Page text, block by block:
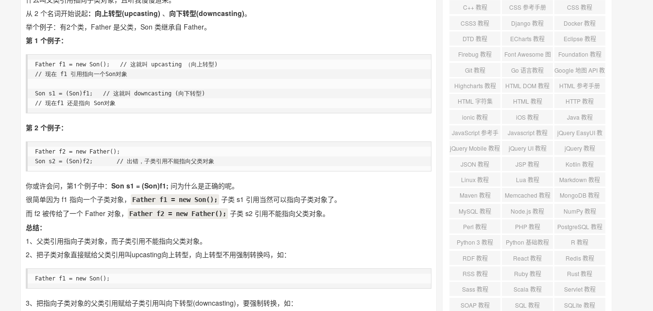
从 2 个名词开始说起：向上转型(upcasting) 、 向下转型(downcasting)。
举个例子：有2个类，Father 是父类，Son 类继承自 Father。
第 1 个例子：
Father f1 = new Son();   // 这就叫 upcasting （向上转型)
// 现在 f1 引用指向一个Son对象
Son s1 = (Son)f1;   // 这就叫 downcasting (向下转型)
// 现在f1 还是指向 Son对象
第 2 个例子：
Father f2 = new Father();
Son s2 = (Son)f2;       // 出错，子类引用不能指向父类对象
你或许会问，第1个例子中： Son s1 = (Son)f1; 问为什么是正确的呢。
很简单因为 f1 指向一个子类对象，
Father f1 = new Son(); 子类 s1 引用当然可以指向子类对象了。
而 f2 被传给了一个 Father 对象，
Father f2 = new Father(); 子类 s2 引用不能指向父类对象。
总结：
1、父类引用指向子类对象，而子类引用不能指向父类对象。
2、把子类对象直接赋给父类引用叫upcasting向上转型，向上转型不用强制转换吗，如：
Father f1 = new Son();
3、把指向子类对象的父类引用赋给子类引用叫向下转型(downcasting)，要强制转换，如：
C++ 教程
CSS 参考手册
CSS 教程
CSS3 教程
Django 教程
Docker 教程
DTD 教程
ECharts 教程
Eclipse 教程
Firebug 教程
Font Awesome 图
标
Foundation 教程
Git 教程
Go 语言教程
Google 地图 API 教
程
Highcharts 教程 HTML DOM 教程
HTML 参考手册
HTML 字符集
HTML 教程
HTTP 教程
ionic 教程
iOS 教程
Java 教程
JavaScript 参考手
册
Javascript 教程
jQuery EasyUI 教
程
jQuery Mobile 教程 jQuery UI 教程
jQuery 教程
JSON 教程
JSP 教程
Kotlin 教程
Linux 教程
Lua 教程
Markdown 教程
Maven 教程
Memcached 教程
MongoDB 教程
MySQL 教程
Node.js 教程
NumPy 教程
Perl 教程
PHP 教程
PostgreSQL 教程
Python 3 教程
Python 基础教程
R 教程
RDF 教程
React 教程
Redis 教程
RSS 教程
Ruby 教程
Rust 教程
Sass 教程
Scala 教程
Servlet 教程
SOAP 教程
SQL 教程
SQLite 教程